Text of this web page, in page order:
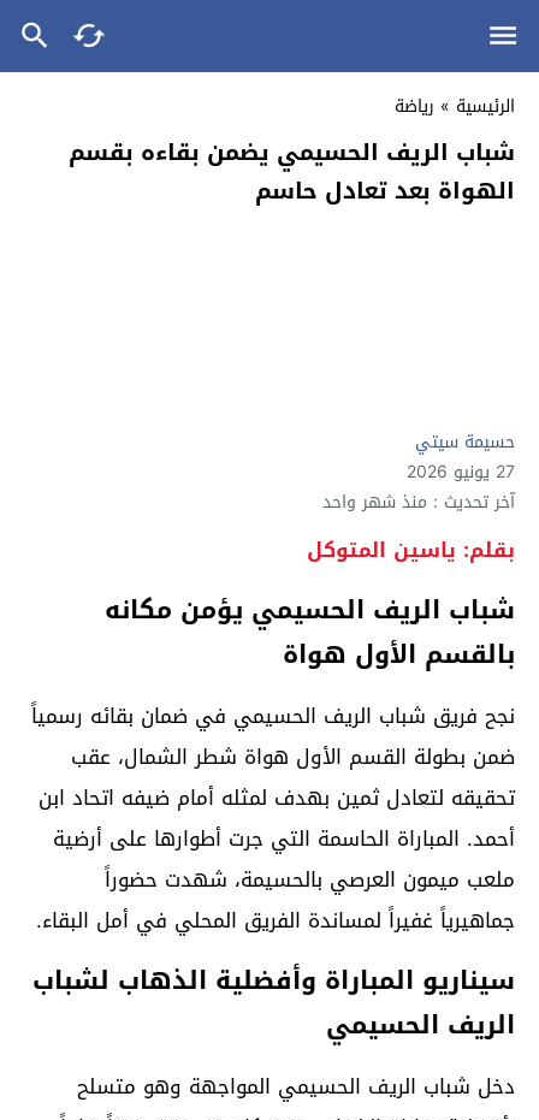
الرئيسية » رياضة
شباب الريف الحسيمي يضمن بقاءه بقسم
الهواة بعد تعادل حاسم
حسيمة سيتي
27 يونيو 2026
آخر تحديث : منذ شهر واحد
بقلم: ياسين المتوكل
شباب الريف الحسيمي يؤمن مكانه
بالقسم الأول هواة
نجح فريق شباب الريف الحسيمي في ضمان بقائه رسمياً
ضمن بطولة القسم الأول هواة شطر الشمال، عقب
تحقيقه لتعادل ثمين بهدف لمثله أمام ضيفه اتحاد ابن
أحمد. المباراة الحاسمة التي جرت أطوارها على أرضية
ملعب ميمون العرصي بالحسيمة، شهدت حضوراً
جماهيرياً غفيراً لمساندة الفريق المحلي في أمل البقاء.
سيناريو المباراة وأفضلية الذهاب لشباب
الريف الحسيمي
دخل شباب الريف الحسيمي المواجهة وهو متسلح